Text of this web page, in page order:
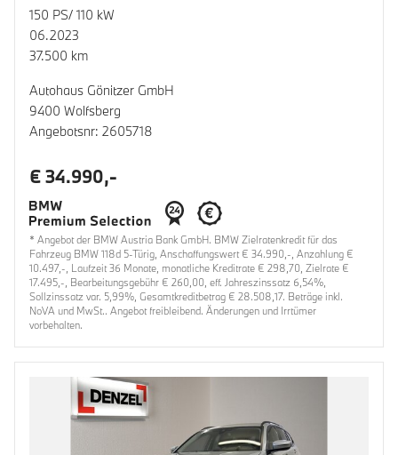
150 PS/ 110 kW
06.2023
37.500 km
Autohaus Gönitzer GmbH
9400 Wolfsberg
Angebotsnr: 2605718
€ 34.990,-
* Angebot der BMW Austria Bank GmbH. BMW Zielratenkredit für das
Fahrzeug BMW 118d 5-Türig, Anschaffungswert € 34.990,-, Anzahlung €
10.497,-, Laufzeit 36 Monate, monatliche Kreditrate € 298,70, Zielrate €
17.495,-, Bearbeitungsgebühr € 260,00, eff. Jahreszinssatz 6,54%,
Sollzinssatz var. 5,99%, Gesamtkreditbetrag € 28.508,17. Beträge inkl.
NoVA und MwSt.. Angebot freibleibend. Änderungen und Irrtümer
vorbehalten.